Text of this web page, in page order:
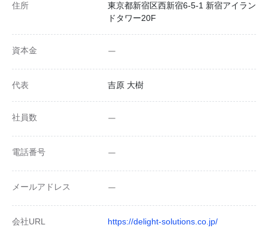
住所
東京都新宿区西新宿6-5-1 新宿アイラン
ドタワー20F
資本金 ー
代表 吉原 大樹
社員数 ー
電話番号 ー
メールアドレス ー
会社URL https://delight-solutions.co.jp/